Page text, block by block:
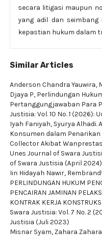
secara litigasi maupun
yang adil dan
kepastian hukum dalam
Similar Articles
Anderson Chandra Yauwira,
Djaya P, Perlindungan
Pertanggungjawaban Para
Justisia: Vol. 10 No. 1 (2026):
Iyah Faniyah, Syurya Alhadi.
Konsumen dalam
Collector Akibat
Unes Journal of Swara
of Swara Justisia (April 2024)
Iin Hidayah Nawir,
PERLINDUNGAN HUKUM
PENCAIRAN JAMINAN
KONTRAK KERJA
Swara Justisia: Vol. 7 No. 2
Justisia (Juli 2023)
Misnar Syam, Zahara